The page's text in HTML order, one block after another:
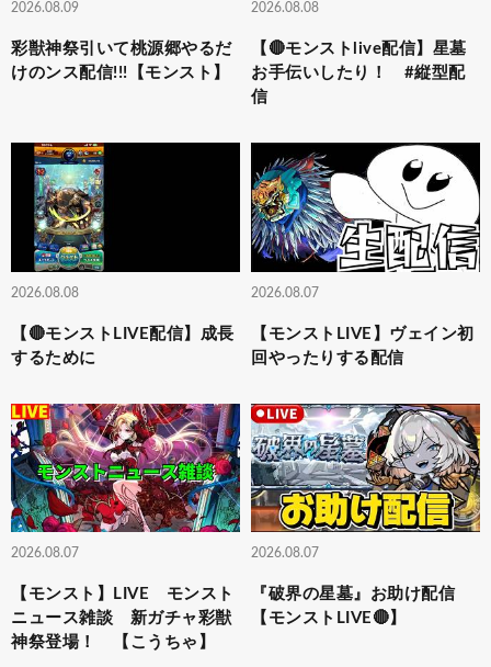
2026.08.09
彩獣神祭引いて桃源郷やるだ
けのンス配信!!!【モンスト】
2026.08.08
【🔴モンストlive配信】星墓
お手伝いしたり！ #縦型配
信
2026.08.08
【🔴モンストLIVE配信】成長
するために
2026.08.07
【モンストLIVE】ヴェイン初
回やったりする配信
2026.08.07
【モンスト】LIVE モンスト
ニュース雑談 新ガチャ彩獣
神祭登場！ 【こうちゃ】
2026.08.07
『破界の星墓』お助け配信
【モンストLIVE🔴】